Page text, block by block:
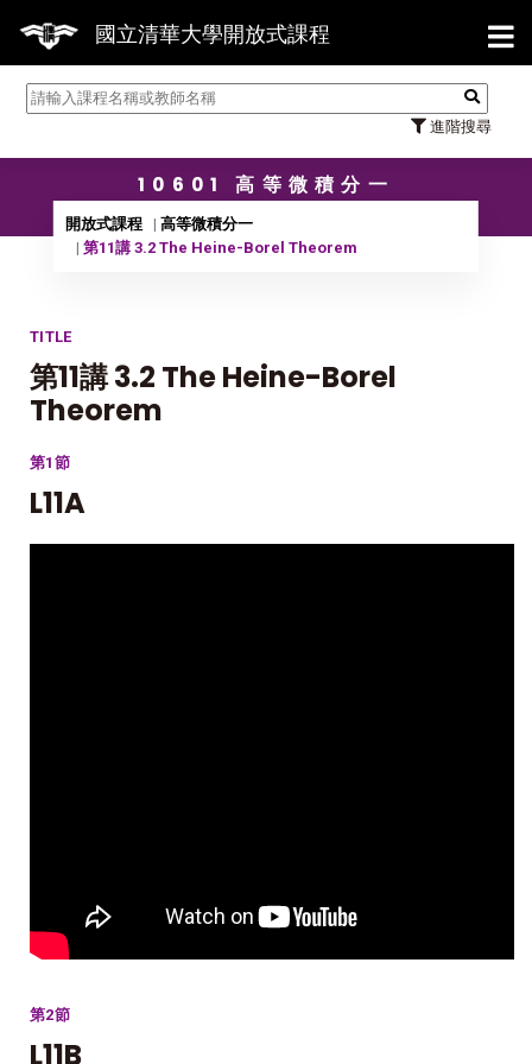
國立清華大學開放式課程
進階搜尋
【
10601 高等微積分一
開放式課程
高等微積分一
第11講 3.2 The Heine-Borel Theorem
TITLE
第11講 3.2 The Heine-Borel
Theorem
第1節
L11A
第2節
L11B